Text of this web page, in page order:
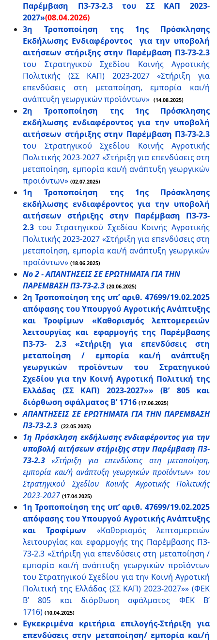
Παρέμβαση Π3-73-2.3 του ΣΣ ΚΑΠ 2023-
2027»(08.04.2026)
3η Τροποποίηση της 1ης Πρόσκλησης
Εκδήλωσης Ενδιαφέροντος για την υποβολή
αιτήσεων στήριξης στην Παρέμβαση Π3-73-2.3
του Στρατηγικού Σχεδίου Κοινής Αγροτικής
Πολιτικής (ΣΣ ΚΑΠ) 2023-2027 «Στήριξη για
επενδύσεις στη μεταποίηση, εμπορία και/ή
ανάπτυξη γεωργικών προϊόντων» (14.08.2025)
2η Τροποποίηση της 1ης Πρόσκλησης
εκδήλωσης ενδιαφέροντος για την υποβολή
αιτήσεων στήριξης στην Παρέμβαση Π3-73-2.3
του Στρατηγικού Σχεδίου Κοινής Αγροτικής
Πολιτικής 2023-2027 «Στήριξη για επενδύσεις στη
μεταποίηση, εμπορία και/ή ανάπτυξη γεωργικών
προϊόντων» (02.07.2025)
1η Τροποποίηση της 1ης Πρόσκλησης
εκδήλωσης ενδιαφέροντος για την υποβολή
αιτήσεων στήριξης στην Παρέμβαση Π3-73-
2.3 του Στρατηγικού Σχεδίου Κοινής Αγροτικής
Πολιτικής 2023-2027 «Στήριξη για επενδύσεις στη
μεταποίηση, εμπορία και/ή ανάπτυξη γεωργικών
προϊόντων» (18.06.2025)
Νο 2 - ΑΠΑΝΤΗΣΕΙΣ ΣΕ ΕΡΩΤΗΜΑΤΑ ΓΙΑ ΤΗΝ
ΠΑΡΕΜΒΑΣΗ Π3-73-2.3 (20.06.2025)
2η Τροποποίηση της υπ’ αριθ. 47699/19.02.2025
απόφασης του Υπουργού Αγροτικής Ανάπτυξης
και Τροφίμων «Καθορισμός λεπτομερειών
λειτουργίας και εφαρμογής της Παρέμβασης
Π3-73- 2.3 «Στήριξη για επενδύσεις στη
μεταποίηση / εμπορία και/ή ανάπτυξη
γεωργικών προϊόντων του Στρατηγικού
Σχεδίου για την Κοινή Αγροτική Πολιτική της
Ελλάδας (ΣΣ ΚΑΠ) 2023-2027»» (Β’ 805 και
διόρθωση σφάλματος Β’ 1716 (17.06.2025)
ΑΠΑΝΤΗΣΕΙΣ ΣΕ ΕΡΩΤΗΜΑΤΑ ΓΙΑ ΤΗΝ ΠΑΡΕΜΒΑΣΗ
Π3-73-2.3 (22.05.2025)
1η Πρόσκληση εκδήλωσης ενδιαφέροντος για την
υποβολή αιτήσεων στήριξης στην Παρέμβαση Π3-
73-2.3«Στήριξη για επενδύσεις στη μεταποίηση,
εμπορία και/ή ανάπτυξη γεωργικών προϊόντων» του
Στρατηγικού Σχεδίου Κοινής Αγροτικής Πολιτικής
2023-2027 (17.04.2025)
1η Τροποποίηση της υπ’ αριθ. 47699/19.02.2025
απόφασης του Υπουργού Αγροτικής Ανάπτυξης
και Τροφίμων «Καθορισμός λεπτομερειών
λειτουργίας και εφαρμογής της Παρέμβασης Π3-
73-2.3 «Στήριξη για επενδύσεις στη μεταποίηση /
εμπορία και/ή ανάπτυξη γεωργικών προϊόντων
του Στρατηγικού Σχεδίου για την Κοινή Αγροτική
Πολιτική της Ελλάδας (ΣΣ ΚΑΠ) 2023-2027»» (ΦΕΚ
Β’ 805 και διόρθωση σφάλματος ΦΕΚ Β’
1716) (10.04.2025)
Εγκεκριμένα κριτήρια επιλογής-Στήριξη για
επενδύσεις στην μεταποίηση/ εμπορία και/ή